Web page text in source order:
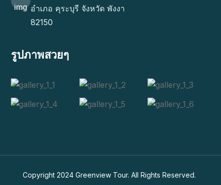
อำเภอ คุระบุรี จังหวัด พังงา
82150
รูปภาพสวยๆ
Copyright 2024 Greenview Tour. All Rights Reserved.